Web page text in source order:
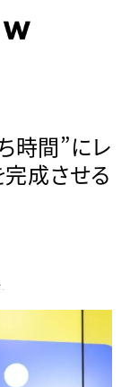
時間”にレ
完成させる